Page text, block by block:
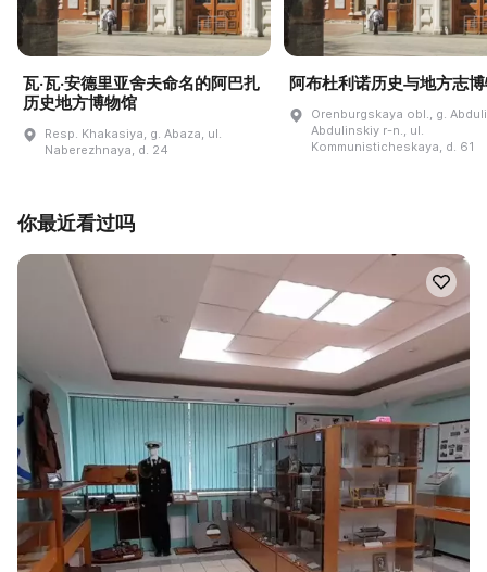
瓦·瓦·安德里亚舍夫命名的阿巴扎
历史地方博物馆
Resp. Khakasiya, g. Abaza, ul.
Naberezhnaya, d. 24
阿布杜利诺历史与地方志
Orenburgskaya obl., g.
Abdulinskiy r-n., ul.
Kommunisticheskaya, d. 61
你最近看过吗